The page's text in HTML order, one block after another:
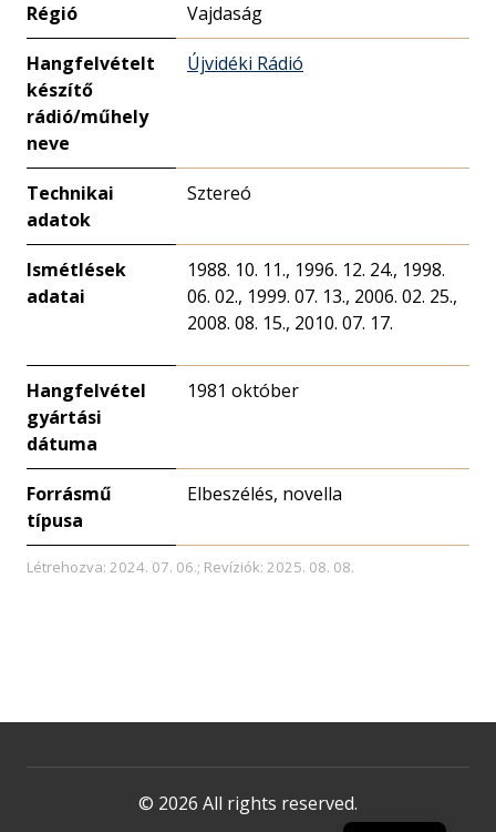
Régió Vajdaság
Hangfelvételt
készítő
rádió/műhely
neve
Újvidéki Rádió
Technikai
adatok
Sztereó
Ismétlések
adatai
1988. 10. 11., 1996. 12. 24., 1998.
06. 02., 1999. 07. 13., 2006. 02. 25.,
2008. 08. 15., 2010. 07. 17.
Hangfelvétel
gyártási
dátuma
1981 október
Forrásmű
típusa
Elbeszélés, novella
Létrehozva: 2024. 07. 06.; Revíziók: 2025. 08. 08.
© 2026 All rights reserved.